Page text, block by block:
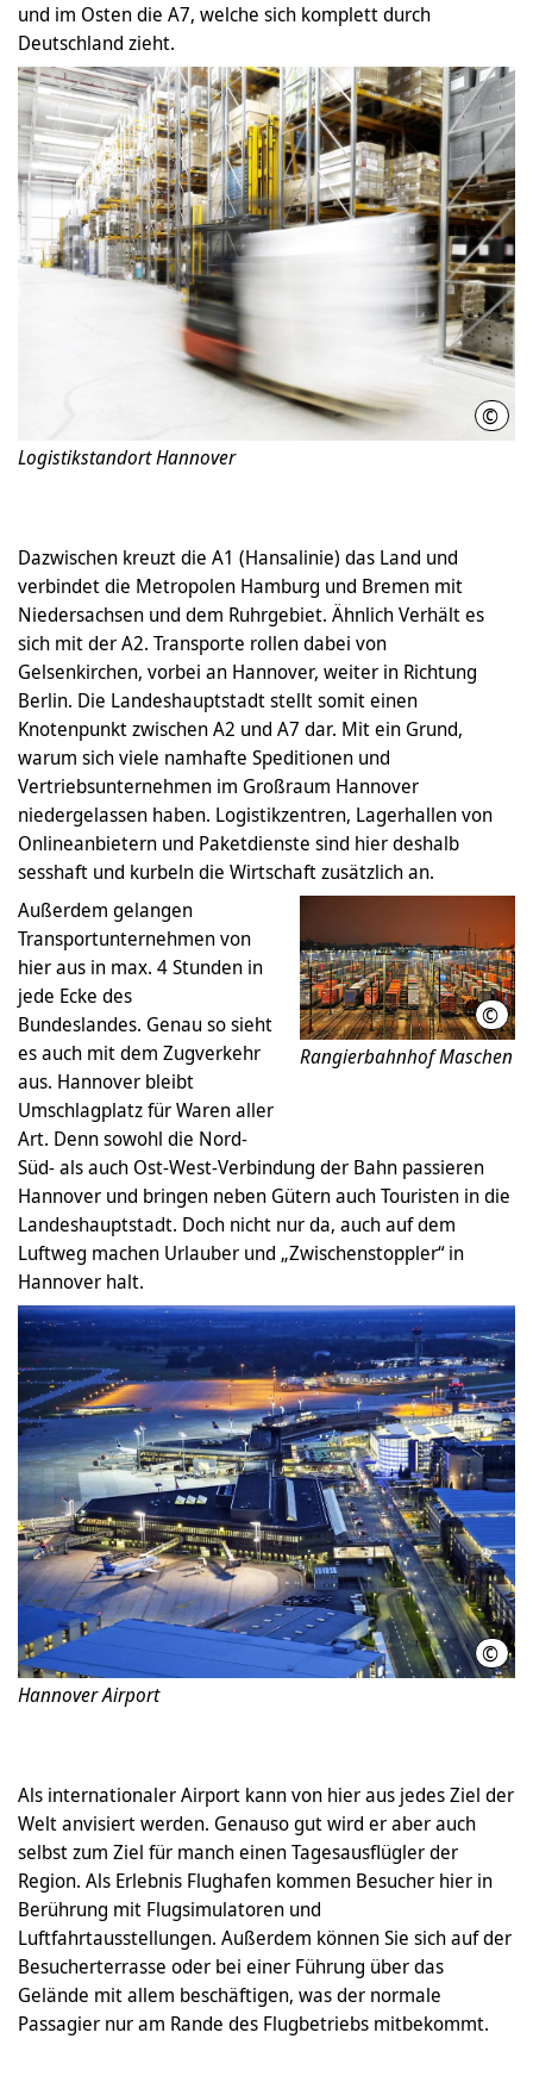
und im Osten die A7, welche sich komplett durch
Deutschland zieht.
© RH
Logistikstandort Hannover
Dazwischen kreuzt die A1 (Hansalinie) das Land und
verbindet die Metropolen Hamburg und Bremen mit
Niedersachsen und dem Ruhrgebiet. Ähnlich Verhält es
sich mit der A2. Transporte rollen dabei von
Gelsenkirchen, vorbei an Hannover, weiter in Richtung
Berlin. Die Landeshauptstadt stellt somit einen
Knotenpunkt zwischen A2 und A7 dar. Mit ein Grund,
warum sich viele namhafte Speditionen und
Vertriebsunternehmen im Großraum Hannover
niedergelassen haben. Logistikzentren, Lagerhallen von
Onlineanbietern und Paketdienste sind hier deshalb
sesshaft und kurbeln die Wirtschaft zusätzlich an.
©
Rangierbahnhof Maschen
Außerdem gelangen
Transportunternehmen von
hier aus in max. 4 Stunden in
jede Ecke des
Bundeslandes. Genau so sieht
es auch mit dem Zugverkehr
aus. Hannover bleibt
Umschlagplatz für Waren aller
Art. Denn sowohl die Nord-
Süd- als auch Ost-West-Verbindung der Bahn passieren
Hannover und bringen neben Gütern auch Touristen in die
Landeshauptstadt. Doch nicht nur da, auch auf dem
Luftweg machen Urlauber und „Zwischenstoppler“ in
Hannover halt.
©
Hannover Airport
Als internationaler Airport kann von hier aus jedes Ziel der
Welt anvisiert werden. Genauso gut wird er aber auch
selbst zum Ziel für manch einen Tagesausflügler der
Region. Als Erlebnis Flughafen kommen Besucher hier in
Berührung mit Flugsimulatoren und
Luftfahrtausstellungen. Außerdem können Sie sich auf der
Besucherterrasse oder bei einer Führung über das
Gelände mit allem beschäftigen, was der normale
Passagier nur am Rande des Flugbetriebs mitbekommt.